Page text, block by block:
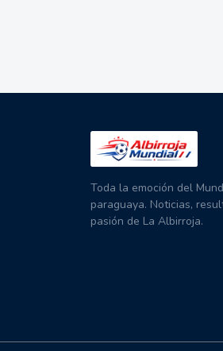
Toda la emoción del
paraguaya. Noticias,
pasión de La Albirroja.